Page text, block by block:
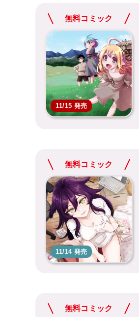
無料コミック
11/15 発売
無料コミック
11/14 発売
無料コミック